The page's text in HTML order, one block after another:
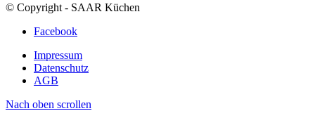
© Copyright - SAAR Küchen
Facebook
Impressum
Datenschutz
AGB
Nach oben scrollen